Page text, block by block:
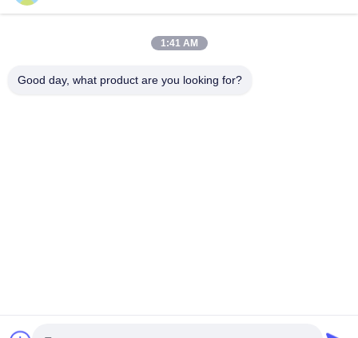
Produkte
Über Uns
1:41 AM
Good day, what product are you looking for?